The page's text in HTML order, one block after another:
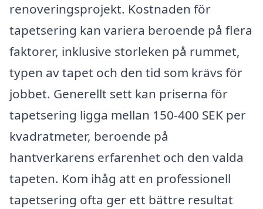
renoveringsprojekt. Kostnaden för
tapetsering kan variera beroende på flera
faktorer, inklusive storleken på rummet,
typen av tapet och den tid som krävs för
jobbet. Generellt sett kan priserna för
tapetsering ligga mellan 150-400 SEK per
kvadratmeter, beroende på
hantverkarens erfarenhet och den valda
tapeten. Kom ihåg att en professionell
tapetsering ofta ger ett bättre resultat